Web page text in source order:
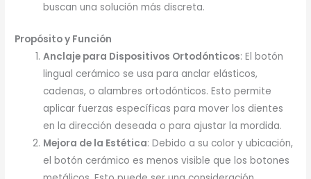
buscan una solución más discreta.
Propósito y Función
Anclaje para Dispositivos Ortodónticos: El botón
lingual cerámico se usa para anclar elásticos,
cadenas, o alambres ortodónticos. Esto permite
aplicar fuerzas específicas para mover los dientes
en la dirección deseada o para ajustar la mordida.
Mejora de la Estética: Debido a su color y ubicación,
el botón cerámico es menos visible que los botones